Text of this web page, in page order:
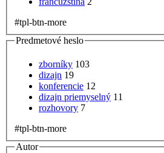
#tpl-btn-more
Predmetové heslo
zborníky 103
dizajn 19
konferencie 12
dizajn priemyselný 11
rozhovory 7
#tpl-btn-more
Autor